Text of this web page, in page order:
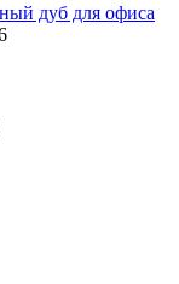
дуб для офиса